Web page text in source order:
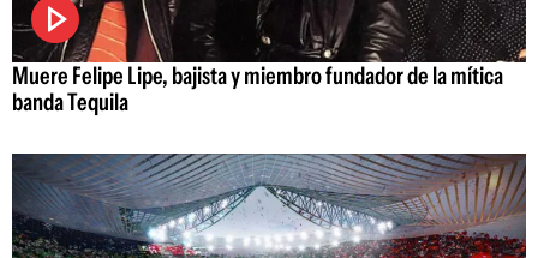
Muere Felipe Lipe, bajista y miembro fundador de la mítica
banda Tequila